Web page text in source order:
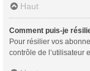
Haut
Comment puis-je
Pour résilier vos
contrôle de l’utilisateur